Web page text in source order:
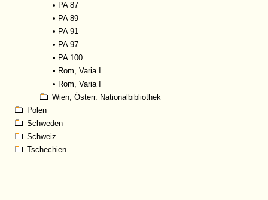
• PA 87
• PA 89
• PA 91
• PA 97
• PA 100
• Rom, Varia I
• Rom, Varia I
Wien, Österr. Nationalbibliothek
Polen
Schweden
Schweiz
Tschechien